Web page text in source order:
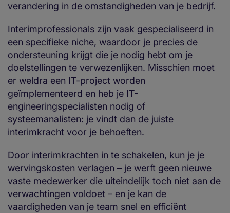
verandering in de omstandigheden van je bedrijf.
Interimprofessionals zijn vaak gespecialiseerd in
een specifieke niche, waardoor je precies de
ondersteuning krijgt die je nodig hebt om je
doelstellingen te verwezenlijken. Misschien moet
er weldra een IT-project worden
geïmplementeerd en heb je IT-
engineeringspecialisten nodig of
systeemanalisten: je vindt dan de juiste
interimkracht voor je behoeften.
Door interimkrachten in te schakelen, kun je je
wervingskosten verlagen – je werft geen nieuwe
vaste medewerker die uiteindelijk toch niet aan de
verwachtingen voldoet – en je kan de
vaardigheden van je team snel en efficiënt